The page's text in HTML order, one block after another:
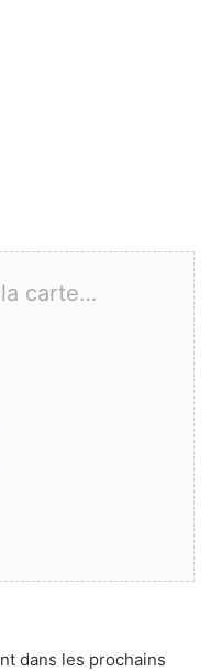
carte…
dans les prochains